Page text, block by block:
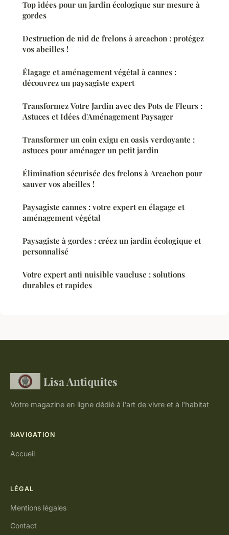
Top idées pour un jardin écologique sur mesure à
gordes
Destruction de nid de frelons à arcachon : protégez
vos abeilles !
Élagage et aménagement végétal à cannes :
découvrez un paysagiste expert
Transformez Votre Jardin avec des Pots de Fleurs :
Astuces et Idées d'Aménagement Paysager
Transformer un coin exigu en oasis verdoyante :
astuces pour aménager un petit jardin
Élimination sécurisée des frelons à Arcachon pour
sauver vos abeilles !
Paysagiste cannes : votre expert en élagage et
aménagement végétal
Paysagiste à gordes : créez un jardin écologique et
personnalisé
Votre expert anti nuisible vaucluse : solutions
durables et rapides
Lisa Antiquites
Votre magazine en ligne dédié à l'art de vivre et à l'habitat
NAVIGATION
Accueil
LÉGAL
Mentions légales
Contact